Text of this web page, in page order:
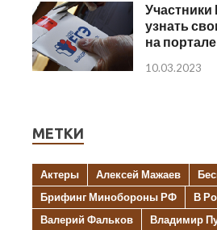
Участники
узнать
на
10.03.2023
МЕТКИ
Актеры Алексей Мажаев
Брифинг Минобороны РФ
В
Валерий Фальков
Владимир